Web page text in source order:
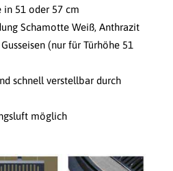
in 51 oder 57 cm
Schamotte Weiß, Anthrazit
(nur für Türhöhe 51
schnell verstellbar durch
möglich